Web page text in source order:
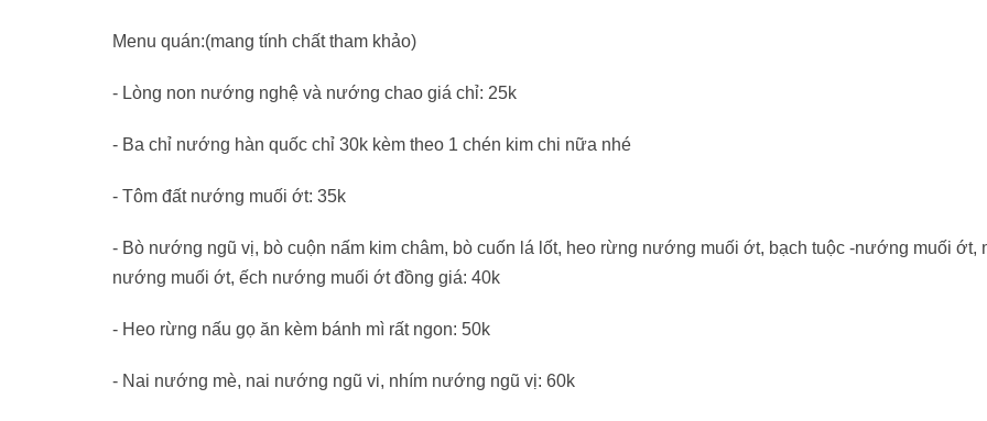
Menu quán:(mang tính chất tham khảo)
- Lòng non nướng nghệ và nướng chao giá chỉ: 25k
- Ba chỉ nướng hàn quốc chỉ 30k kèm theo 1 chén kim chi nữa nhé
- Tôm đất nướng muối ớt: 35k
- Bò nướng ngũ vị, bò cuộn nấm kim châm, bò cuốn lá lốt, heo rừng nướng muối ớt, bạch tuộc -nướng muối ớt,
nướng muối ớt, ếch nướng muối ớt đồng giá: 40k
- Heo rừng nấu gọ ăn kèm bánh mì rất ngon: 50k
- Nai nướng mè, nai nướng ngũ vi, nhím nướng ngũ vị: 60k